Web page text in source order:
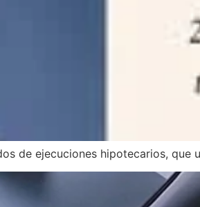
de ejecuciones hipotecarios, que